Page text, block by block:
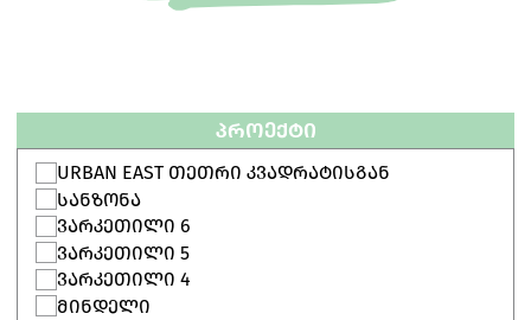
ᲞᲠᲝᲔᲥᲢᲘ
URBAN EAST ᲗᲔᲗᲠᲘ ᲙᲕᲐᲓᲠᲐᲢᲘᲡᲒᲐᲜ
ᲡᲐᲜᲖᲝᲜᲐ
ᲕᲐᲠᲙᲔᲗᲘᲚᲘ 6
ᲕᲐᲠᲙᲔᲗᲘᲚᲘ 5
ᲕᲐᲠᲙᲔᲗᲘᲚᲘ 4
ᲛᲘᲜᲓᲔᲚᲘ